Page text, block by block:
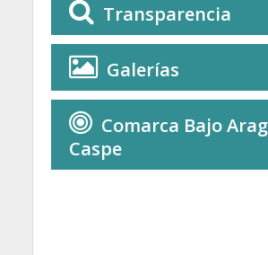
Transparencia
Galerías
Comarca Bajo
Caspe